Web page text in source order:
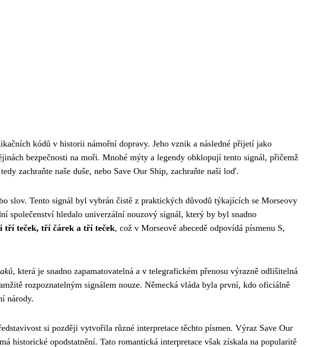
kódů v historii námořní dopravy. Jeho vznik a následné přijetí jako
bezpečnosti na moři. Mnohé mýty a legendy obklopují tento signál, přičemž
zachraňte naše duše, nebo Save Our Ship, zachraňte naši loď.
slov. Tento signál byl vybrán čistě z praktických důvodů týkajících se Morseovy
společenství hledalo univerzální nouzový signál, který by byl snadno
tří teček, tří čárek a tří teček, což v Morseově abecedě odpovídá písmenu S,
, která je snadno zapamatovatelná a v telegrafickém přenosu výrazně odlišitelná
rozpoznatelným signálem nouze. Německá vláda byla první, kdo oficiálně
národy.
si později vytvořila různé interpretace těchto písmen. Výraz Save Our
historické opodstatnění. Tato romantická interpretace však získala na popularitě